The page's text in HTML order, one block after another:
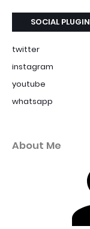
SOCIAL PLUGIN
twitter
instagram
youtube
whatsapp
About Me